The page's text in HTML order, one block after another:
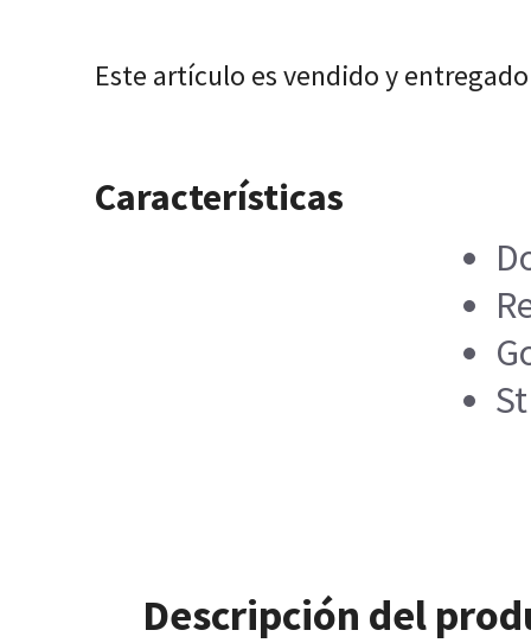
Este artículo es vendido y
Características
Descripción del